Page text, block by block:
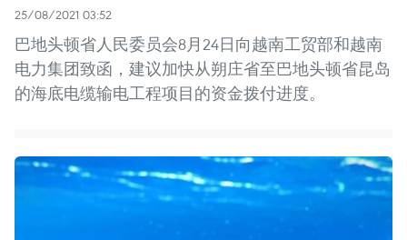
25/08/2021 03:52
巴地头顿省人民委员会8月24日向越南工贸部和越南
电力集团致函，建议加快从朔庄省至巴地头顿省昆岛
的海底电缆输电工程项目的资金拨付进度。